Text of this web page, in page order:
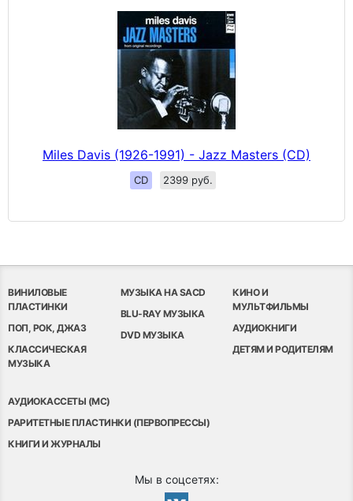
Miles Davis (1926-1991) - Jazz Masters (CD)
CD 2399 руб.
ВИНИЛОВЫЕ
ПЛАСТИНКИ
ПОП, РОК, ДЖАЗ
КЛАССИЧЕСКАЯ
МУЗЫКА
МУЗЫКА НА SACD
BLU-RAY МУЗЫКА
DVD МУЗЫКА
КИНО И
МУЛЬТФИЛЬМЫ
АУДИОКНИГИ
ДЕТЯМ И РОДИТЕЛЯМ
АУДИОКАССЕТЫ (MC)
РАРИТЕТНЫЕ ПЛАСТИНКИ (ПЕРВОПРЕССЫ)
КНИГИ И ЖУРНАЛЫ
Мы в соцсетях: